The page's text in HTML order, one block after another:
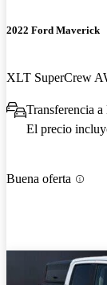
2022 Ford Maverick
XLT SuperCrew
Transferencia
El precio
Buena oferta